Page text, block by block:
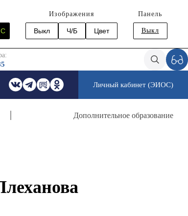
C
Изображения
Выкл Ч/Б Цвет
Панель
Выкл
Личный кабинет (ЭИОС)
Дополнительное образование